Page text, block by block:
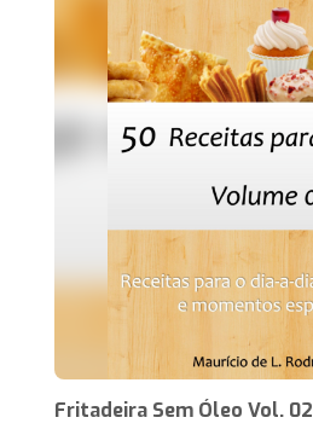
Fritadeira Sem Óleo Vol. 02